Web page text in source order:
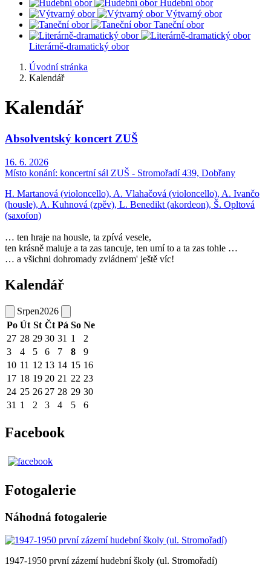
Hudební obor
Výtvarný obor
Taneční obor
Literárně-dramatický obor
Úvodní stránka
Kalendář
Kalendář
Absolventský koncert ZUŠ
16. 6. 2026
Místo konání: koncertní sál ZUŠ - Stromořadí 439, Dobřany
H. Martanová (violoncello), A. Vlahačová (violoncello), A. Ivančo
(housle), A. Kuhnová (zpěv), L. Benedikt (akordeon), Š. Opltová
(saxofon)
… ten hraje na housle, ta zpívá vesele,
ten krásně maluje a ta zas tancuje, ten umí to a ta zas tohle …
… a všichni dohromady zvládnem' ještě víc!
Kalendář
Srpen2026
Po Út St Čt Pá So Ne
27 28 29 30 31 1
2
3
4 5 6 7 8
9
10 11 12 13 14 15 16
17 18 19 20 21 22 23
24 25 26 27 28 29 30
31 1 2 3 4 5 6
Facebook
Fotogalerie
Náhodná fotogalerie
1947-1950 první zázemí hudební školy (ul. Stromořadí)